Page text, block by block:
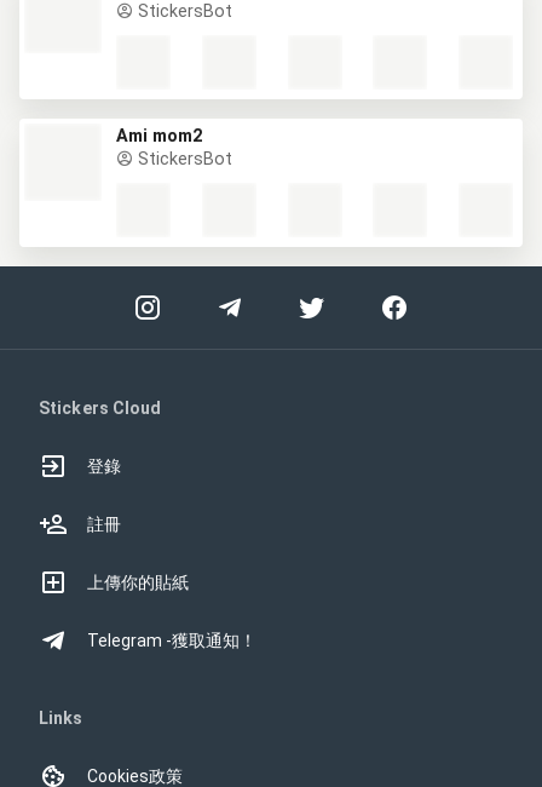
StickersBot
Ami mom2
StickersBot
Stickers Cloud
登錄
註冊
上傳你的貼紙
Telegram -獲取通知！
Links
Cookies政策